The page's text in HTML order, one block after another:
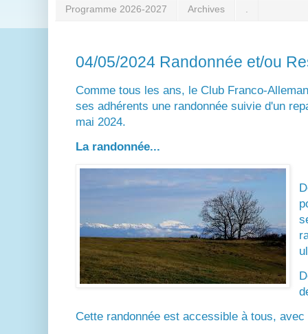
Programme 2026-2027 Archives
04/05/2024 Randonnée et/ou
Comme tous les ans, le Club Franco-
ses adhérents une randonnée suivie d'un
mai 2024.
La randonnée...
Cette randonnée est accessible à tous, avec